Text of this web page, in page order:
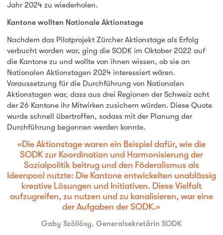
Jahr 2024 zu wiederholen.
Kantone wollten Nationale Aktionstage
Nachdem das Pilotprojekt Zürcher Aktionstage als Erfolg
verbucht worden war, ging die SODK im Oktober 2022 auf
die Kantone zu und wollte von ihnen wissen, ob sie an
Nationalen Aktionstagen 2024 interessiert wären.
Voraussetzung für die Durchführung von Nationalen
Aktionstagen war, dass aus drei Regionen der Schweiz acht
der 26 Kantone ihr Mitwirken zusichern würden. Diese Quote
wurde schnell übertroffen, sodass mit der Planung der
Durchführung begonnen werden konnte.
Die Aktionstage waren ein Beispiel dafür, wie die
SODK zur Koordination und Harmonisierung der
Sozialpolitik beitrug und den Föderalismus als
Ideenpool nutzte: Die Kantone entwickelten unablässig
kreative Lösungen und Initiativen. Diese Vielfalt
aufzugreifen, zu nutzen und zu kanalisieren, war eine
der Aufgaben der SODK.
Gaby Szöllösy, Generalsekretärin SODK